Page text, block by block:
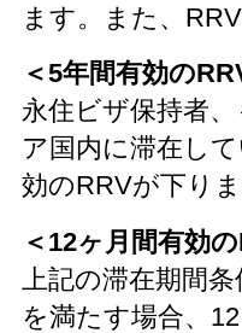
ます。また、
＜5年間有効の
永住ビザ保持者
ア国内に滞在し
効のRRVが下り
＜12ヶ月間有効
上記の滞在期間
を満たす場合、